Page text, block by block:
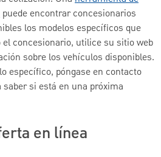
puede encontrar concesionarios
los modelos específicos que
el concesionario, utilice su sitio web
sobre los vehículos disponibles.
específico, póngase en contacto
si está en una próxima
en línea